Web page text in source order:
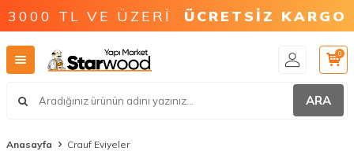
3000 TL VE ÜZERİ ÜCRETSİZ KARGO
ARA
0
Anasayfa Crauf Eviyeler